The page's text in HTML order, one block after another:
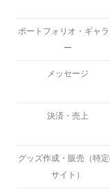
ポートフォリオ・ギャラ
ー
メッセージ
決済・売上
グッズ作成・販売（特
サイト）